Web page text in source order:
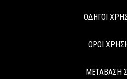
ΟΔΗΓΟΙ
ΟΡΟΙ
ΜΕΤΑΒΑΣΗ